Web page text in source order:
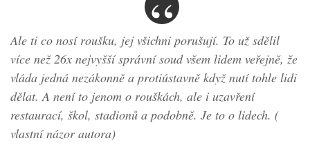
Ale ti co nosí roušku, jej všichni porušují. To už sdělil
více než 26x nejvyšší správní soud všem lidem veřejně, že
vláda jedná nezákonně a protiústavně když nutí tohle lidi
dělat. A není to jenom o rouškách, ale i uzavření
restaurací, škol, stadionů a podobně. Je to o lidech. (
vlastní názor autora)